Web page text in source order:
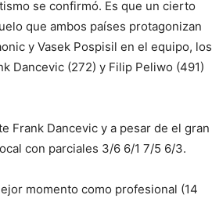
se confirmó. Es que un cierto
que ambos países protagonizan
y Vasek Pospisil en el equipo, los
Dancevic (272) y Filip Peliwo (491)
Frank Dancevic y a pesar de el gran
con parciales 3/6 6/1 7/5 6/3.
momento como profesional (14